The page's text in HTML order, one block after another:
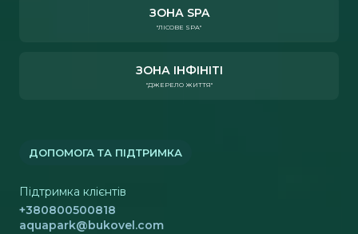
ЗОНА SPA
"ЛІСОВЕ SPA"
ЗОНА ІНФІНІТІ
"ДЖЕРЕЛО ЖИТТЯ"
ДОПОМОГА ТА ПІДТРИМКА
Підтримка клієнтів
+380800500818
aquapark@bukovel.com